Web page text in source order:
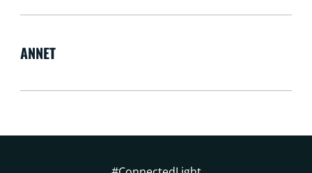
ANNET